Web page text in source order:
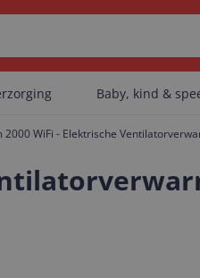
gevonden.
Baby, kind &
2000 WiFi - Elektrische